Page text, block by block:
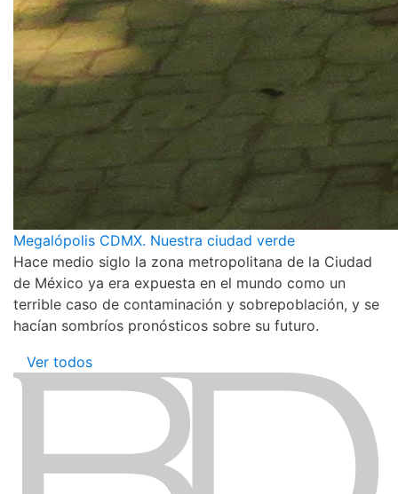
Megalópolis CDMX. Nuestra ciudad verde
Hace medio siglo la zona metropolitana de la Ciudad
de México ya era expuesta en el mundo como un
terrible caso de contaminación y sobrepoblación, y se
hacían sombríos pronósticos sobre su futuro.
Ver todos